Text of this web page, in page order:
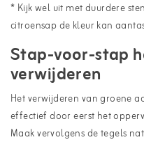
* Kijk wel uit met duurdere
citroensap de kleur kan
Stap-voor-stap
verwijderen
Het verwijderen van groene
effectief door eerst het
Maak vervolgens de tegels